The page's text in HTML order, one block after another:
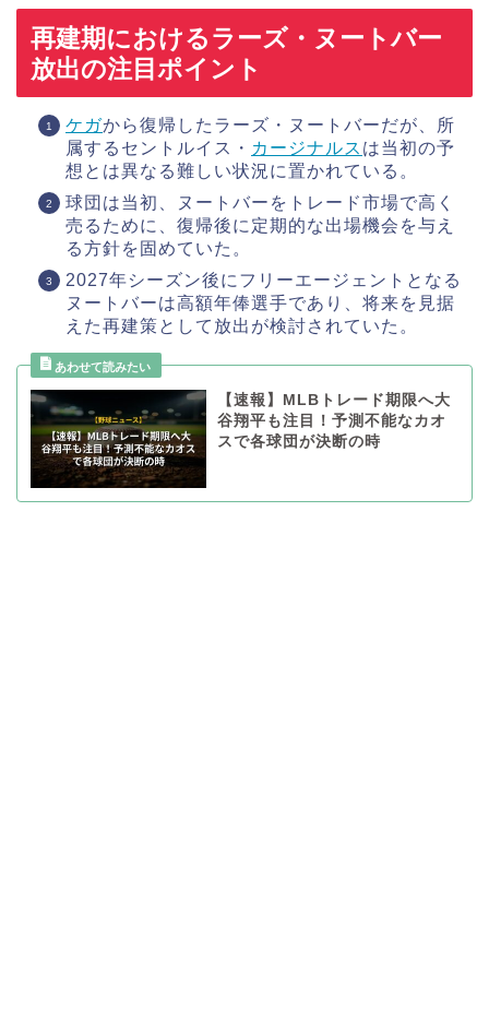
再建期におけるラーズ・ヌートバー
放出の注目ポイント
ケガから復帰したラーズ・ヌートバーだが、所
属するセントルイス・ カージナルス は当初の予
想とは異なる難しい状況に置かれている。
球団は当初、ヌートバーをトレード市場で高く
売るために、復帰後に定期的な出場機会を与え
る方針を固めていた。
2027年シーズン後にフリーエージェントとなる
ヌートバーは高額年俸選手であり、将来を見据
えた再建策として放出が検討されていた。
【速報】MLBトレード期限へ大
谷翔平も注目！予測不能なカオ
スで各球団が決断の時